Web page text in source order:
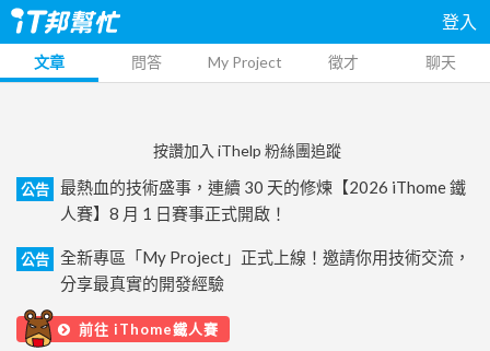
登入
文章 問答 My Project 徵才 聊天
按讚加入 iThelp 粉絲團追蹤
公告
最熱血的技術盛事，連續 30 天的修煉【2026 iThome 鐵
人賽】8 月 1 日賽事正式開啟！
公告
全新專區「My Project」正式上線！邀請你用技術交流，
分享最真實的開發經驗
前往 iThome鐵人賽